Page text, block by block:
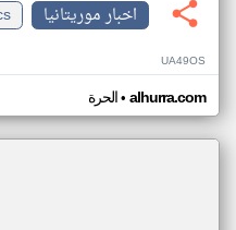
اخبار موريتانيا
UA49OS
الحرة• alhurra.com